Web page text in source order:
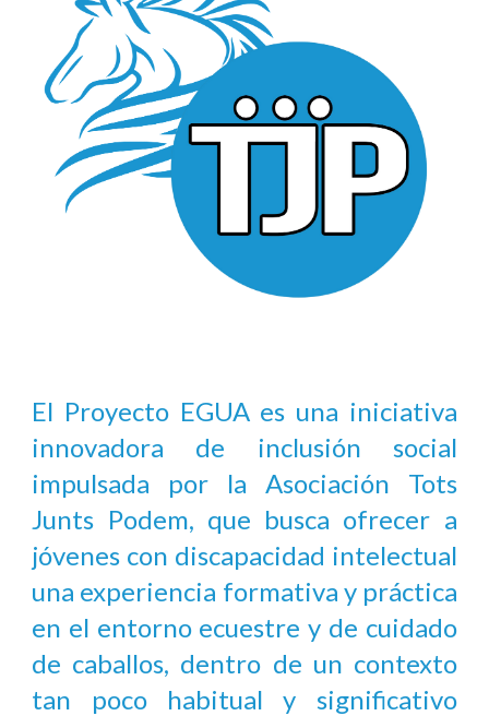
El Proyecto EGUA es una iniciativa
innovadora de inclusión social
impulsada por la Asociación Tots
Junts Podem, que busca ofrecer a
jóvenes con discapacidad intelectual
una experiencia formativa y práctica
en el entorno ecuestre y de cuidado
de caballos, dentro de un contexto
tan poco habitual y significativo